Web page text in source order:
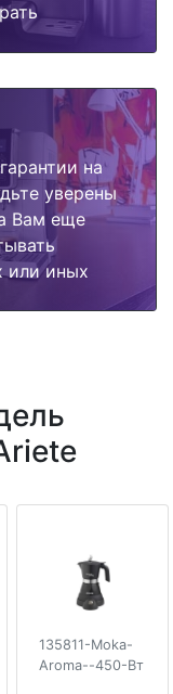
на
уверены
Вам еще
или иных
135811-Moka-
Aroma--450-Вт